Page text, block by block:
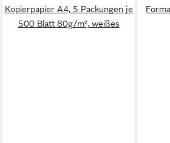
Kopierpapier A4, 5 Packungen je
500 Blatt 80g/m², weißes